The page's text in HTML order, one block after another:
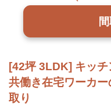
[42坪 3LDK] キッチ
共働き在宅ワーカ
取り